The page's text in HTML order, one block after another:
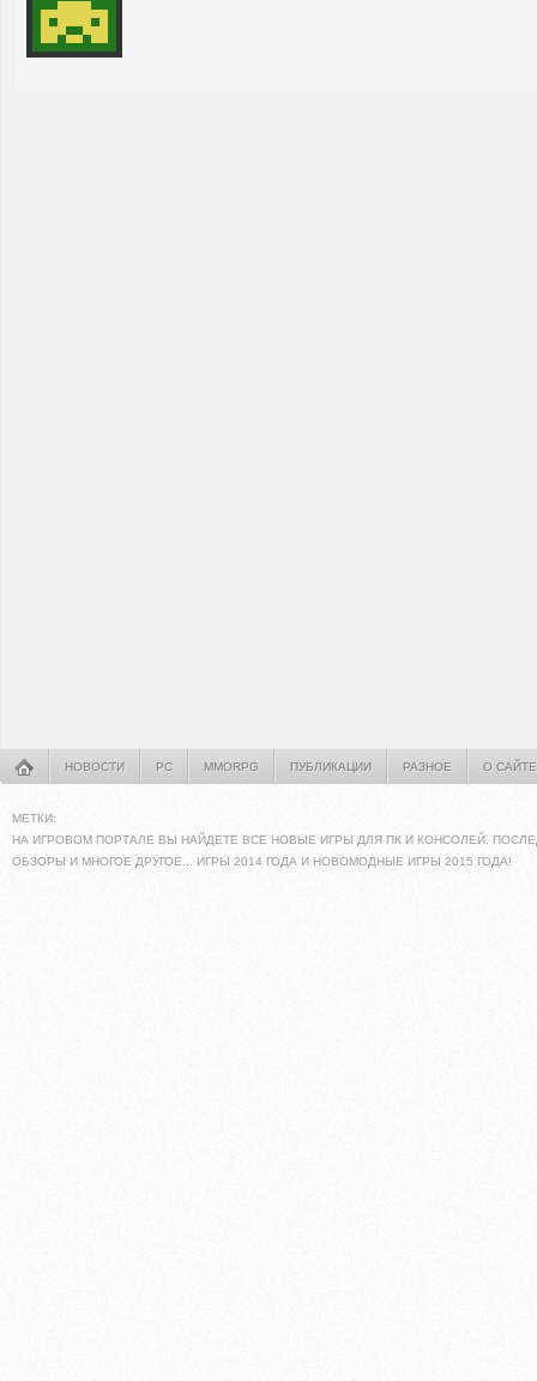
НОВОСТИ PC MMORPG ПУБЛИКАЦИИ РАЗНОЕ О САЙТЕ
МЕТКИ:
НА ИГРОВОМ ПОРТАЛЕ ВЫ НАЙДЕТЕ ВСЕ НОВЫЕ ИГРЫ ДЛЯ ПК И КОНСОЛЕЙ.
ОБЗОРЫ И МНОГОЕ ДРУГОЕ... ИГРЫ 2014 ГОДА И НОВОМОДНЫЕ ИГРЫ 2015 ГОДА!